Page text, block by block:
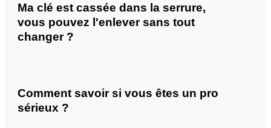
Ma clé est cassée dans la serrure,
vous pouvez l'enlever sans tout
changer ?
Comment savoir si vous êtes un pro
sérieux ?